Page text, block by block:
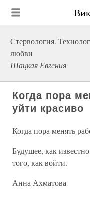
Стервология.
любви
Шацкая Евгения
Когда пора
уйти красиво
Когда пора менять
Будущее, как
того, как войти.
Анна Ахматова